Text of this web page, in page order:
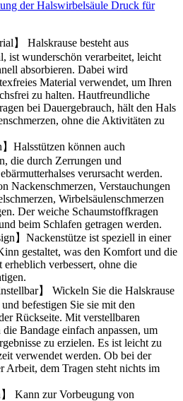
der Halswirbelsäule Druck für
】 Halskrause besteht aus
ist wunderschön verarbeitet, leicht
absorbieren. Dabei wird
Material verwendet, um Ihren
zu halten. Hautfreundliche
bei Dauergebrauch, hält den Hals
ohne die Aktivitäten zu
】Halsstützen können auch
die durch Zerrungen und
verursacht werden.
Nackenschmerzen, Verstauchungen
Wirbelsäulenschmerzen
Der weiche Schaumstoffkragen
beim Schlafen getragen werden.
】Nackenstütze ist speziell in einer
gestaltet, was den Komfort und die
erheblich verbessert, ohne die
】 Wickeln Sie die Halskrause
befestigen Sie sie mit den
Rückseite. Mit verstellbaren
die Bandage einfach anpassen, um
zu erzielen. Es ist leicht zu
verwendet werden. Ob bei der
Arbeit, dem Tragen steht nichts im
】 Kann zur Vorbeugung von